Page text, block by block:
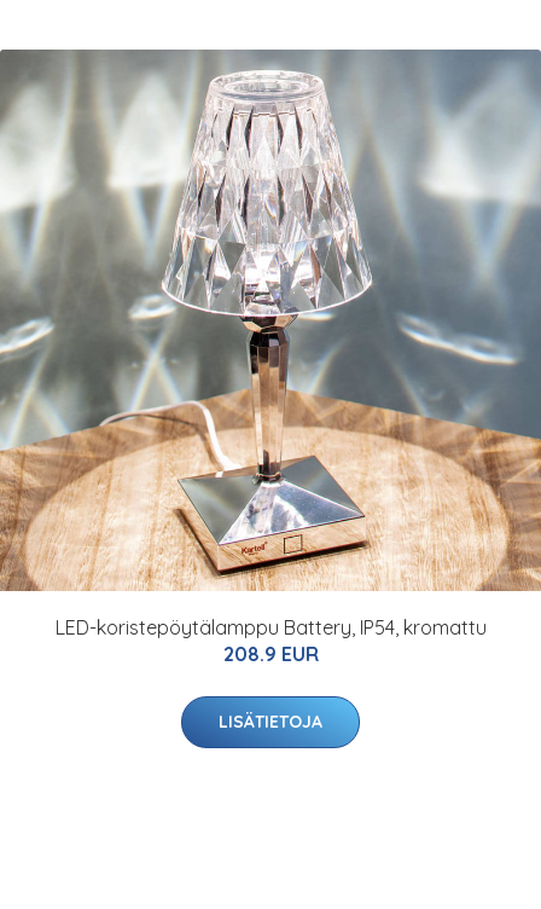
LED-koristepöytälamppu Battery, IP54, kromattu
208.9 EUR
LISÄTIETOJA